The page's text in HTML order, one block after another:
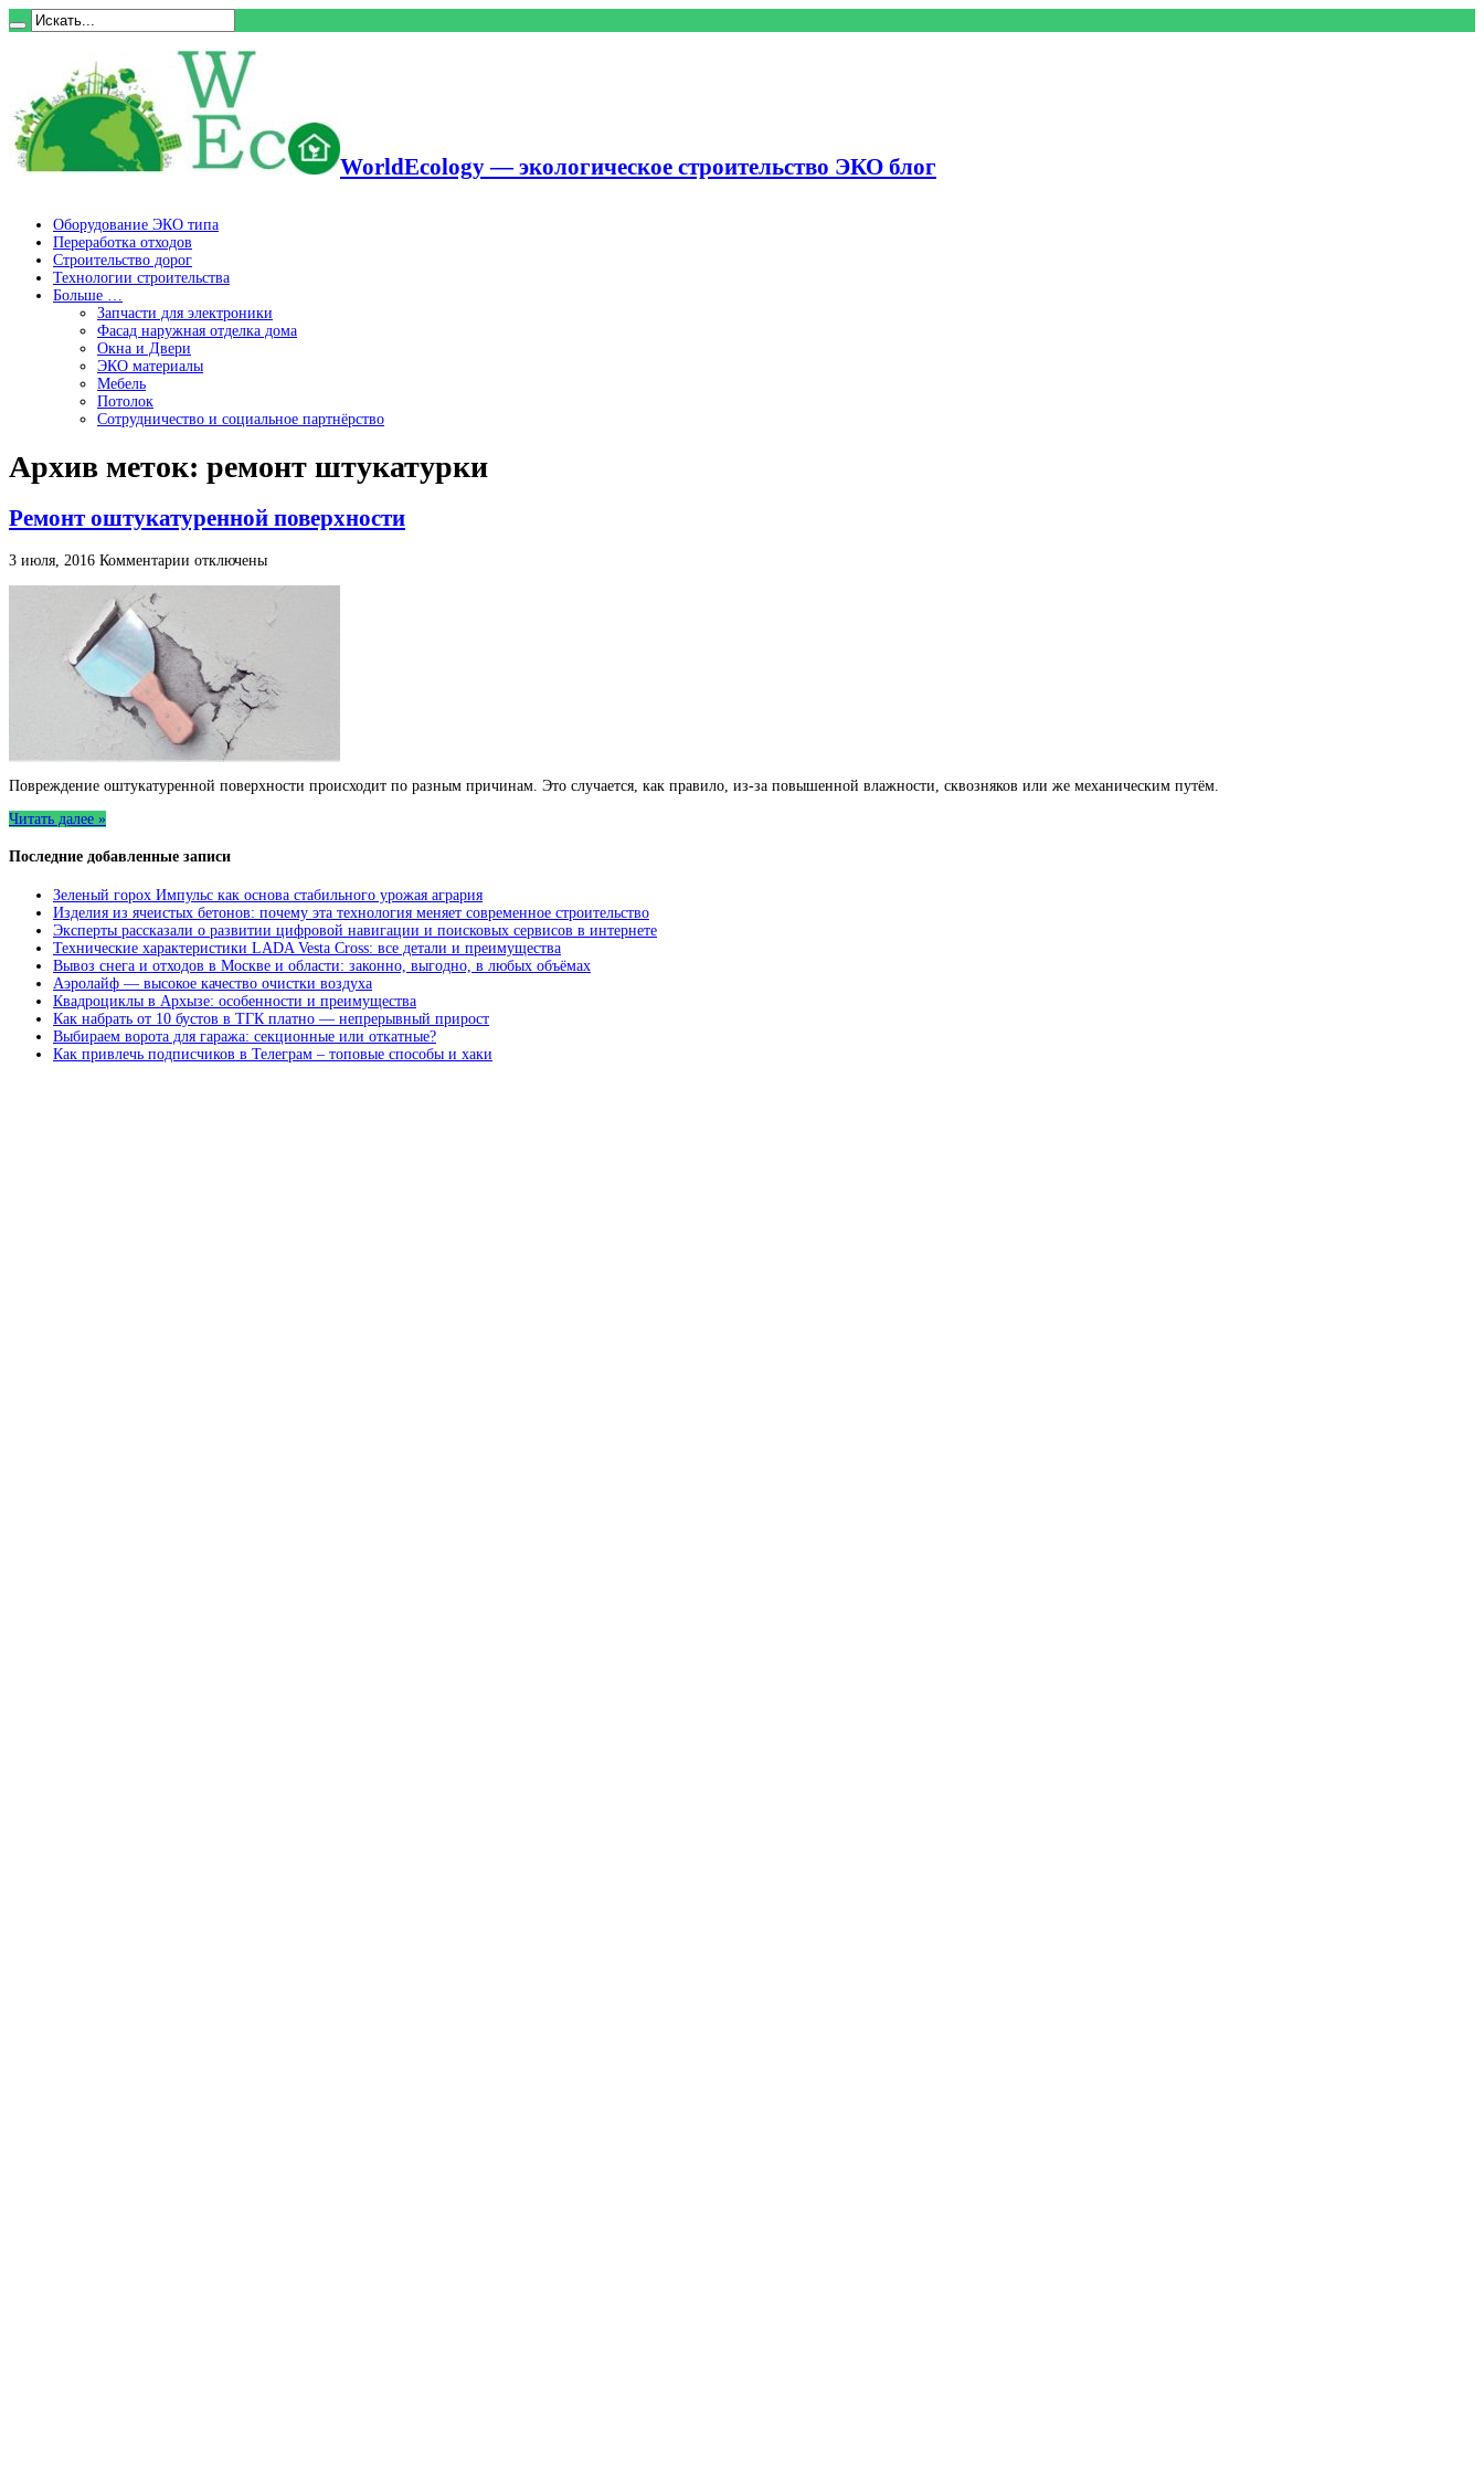
WorldEcology — экологическое строительство ЭКО блог
Оборудование ЭКО типа
Переработка отходов
Строительство дорог
Технологии строительства
Больше …
Запчасти для электроники
Фасад наружная отделка дома
Окна и Двери
ЭКО материалы
Мебель
Потолок
Сотрудничество и социальное партнёрство
Архив меток: ремонт штукатурки
Ремонт оштукатуренной поверхности
3 июля, 2016 Комментарии к
поверхности
отключены
Повреждение оштукатуренной поверхности происходит по разным причинам. Это случается, как правило, из-за повышенной влажности, сквозняков или же механическим путём.
Читать далее »
Последние добавленные записи
Зеленый горох Импульс как основа стабильного урожая агрария
Изделия из ячеистых бетонов: почему эта технология меняет современное строительство
Эксперты рассказали о развитии цифровой навигации и поисковых сервисов в интернете
Технические характеристики LADA Vesta Cross: все детали и преимущества
Вывоз снега и отходов в Москве и области: законно, выгодно, в любых объёмах
Аэролайф — высокое качество очистки воздуха
Квадроциклы в Архызе: особенности и преимущества
Как набрать от 10 бустов в ТГК платно — непрерывный прирост
Выбираем ворота для гаража: секционные или откатные?
Как привлечь подписчиков в Телеграм – топовые способы и хаки